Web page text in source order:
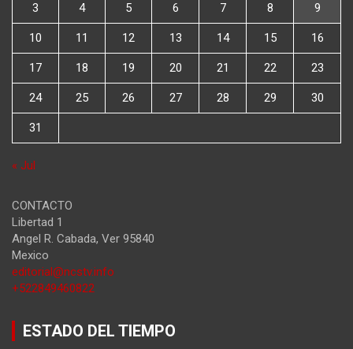
3 4 5 6 7 8 9
10 11 12 13 14 15 16
17 18 19 20 21 22 23
24 25 26 27 28 29 30
31
« Jul
CONTACTO
Libertad 1
Angel R. Cabada, Ver 95840
Mexico
editorial@ncstv.info
+522849460822
ESTADO DEL TIEMPO